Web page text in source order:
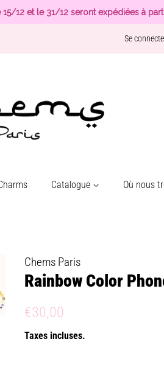
12 et le 31/12 seront expédiées à
Se
Catalogue Où nous
Chems Paris
Rainbow Color
Prix
€30,00
Taxes incluses.